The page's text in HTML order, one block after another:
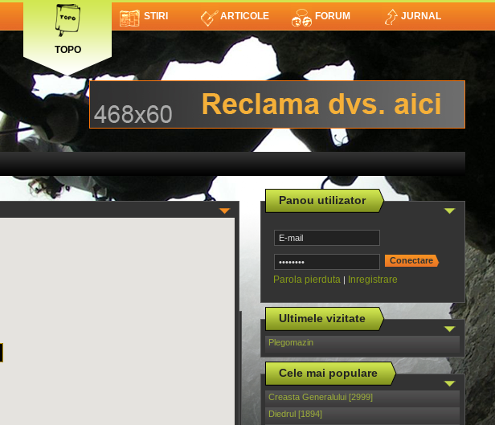
JURNAL
FORUM
ARTICOLE
STIRI
TOPO
Panou utilizator
Parola pierduta | Inregistrare
Ultimele vizitate
Plegomazin
Cele mai populare
Creasta Generalului [2999]
Diedrul [1894]